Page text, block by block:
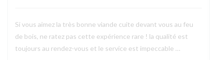
Si vous aimez la très bonne viande cuite devant vous au feu
de bois, ne ratez pas cette expérience rare ! la qualité est
toujours au rendez-vous et le service est impeccable …